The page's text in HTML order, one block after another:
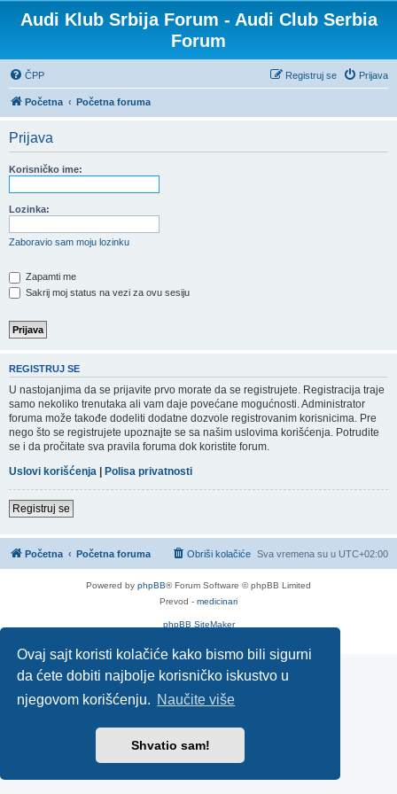
Ovaj sajt koristi kolačiće kako bismo bili sigurni
da ćete dobiti najbolje korisničko iskustvo u
njegovom korišćenju. Naučite više
Shvatio sam!
Audi Klub Srbija Forum - Audi Club Serbia
Forum
ČPP Prijava
Registruj se
Početna Početna foruma
Prijava
Korisničko ime:
Lozinka:
Zaboravio sam moju lozinku
Zapamti me
Sakrij moj status na vezi za ovu sesiju
REGISTRUJ SE
U nastojanjima da se prijavite prvo morate da se registrujete. Registracija traje
samo nekoliko trenutaka ali vam daje povećane mogućnosti. Administrator
foruma može takođe dodeliti dodatne dozvole registrovanim korisnicima. Pre
nego što se registrujete upoznajte se sa našim uslovima korišćenja. Potrudite
se i da pročitate sva pravila foruma dok koristite forum.
Uslovi korišćenja | Polisa privatnosti
Registruj se
Početna Početna foruma Sva vremena su u UTC+02:00
Obriši kolačiće
Powered by phpBB® Forum Software © phpBB Limited
Prevod - medicinari
phpBB SiteMaker